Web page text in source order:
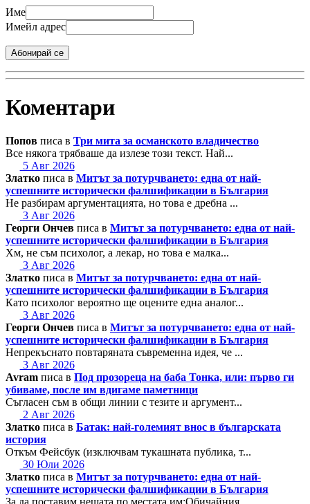
Име
Имейл адрес
Абонирай се
Коментари
Попов писа в Три мита за османското владичество
Все някога трябваше да излезе този текст. Най...
5 Авг 2026
Златко писа в Митът за потурчването: една от най-
успешните исторически фалшификации в България
Не разбирам аргументацията, но това е дребна ...
3 Авг 2026
Георги Ончев писа в Митът за потурчването: една от най-
успешните исторически фалшификации в България
Хм, не съм психолог, а лекар, но това е малка...
3 Авг 2026
Златко писа в Митът за потурчването: една от най-
успешните исторически фалшификации в България
Като психолог вероятно ще оцените една аналог...
3 Авг 2026
Георги Ончев писа в Митът за потурчването: една от най-
успешните исторически фалшификации в България
Непрекъснато повтаряната съвременна идея, че ...
3 Авг 2026
Avram писа в Под прозореца на баба Тонка, или: първо ги
убиваме, после им вдигаме паметници
Съгласен съм в общи линии с тезите и аргумент...
2 Авг 2026
Златко писа в Батак: най-големият внос в българската
история
Откъм Фейсбук (изключвам тукашната публика, т...
30 Юли 2026
Златко писа в Митът за потурчването: една от най-
успешните исторически фалшификации в България
За да поставим нещата по местата им:Обичайния...